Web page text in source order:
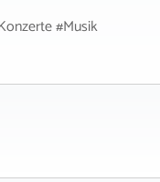
#Musik